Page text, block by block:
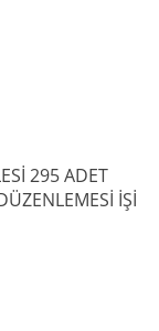
295 ADET
İŞİ